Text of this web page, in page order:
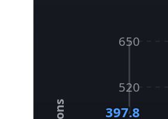
520
650
397.8